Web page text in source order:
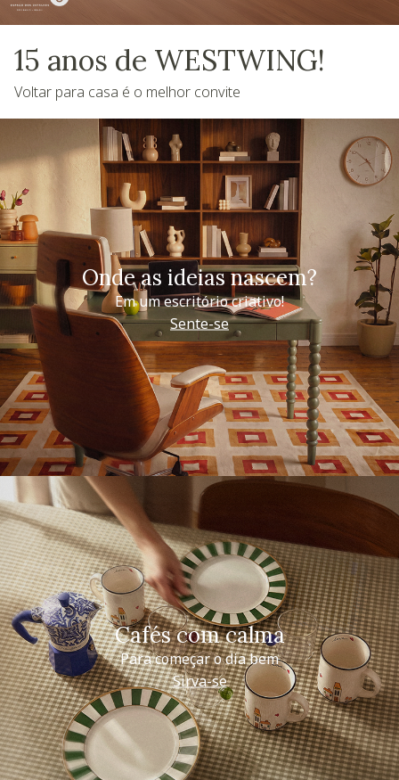
15 anos de WESTWING!
Voltar para casa é o melhor convite
Onde as ideias nascem?
Em um escritório criativo!
Sente-se
Cafés com calma
Para começar o dia bem
Sirva-se